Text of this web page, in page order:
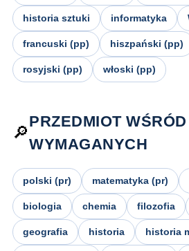
historia sztuki informatyka
francuski (pp) hiszpański (pp)
rosyjski (pp) włoski (pp)
🔎
PRZEDMIOT WŚRÓD
WYMAGANYCH
polski (pr) matematyka (pr)
biologia chemia filozofia
geografia historia historia